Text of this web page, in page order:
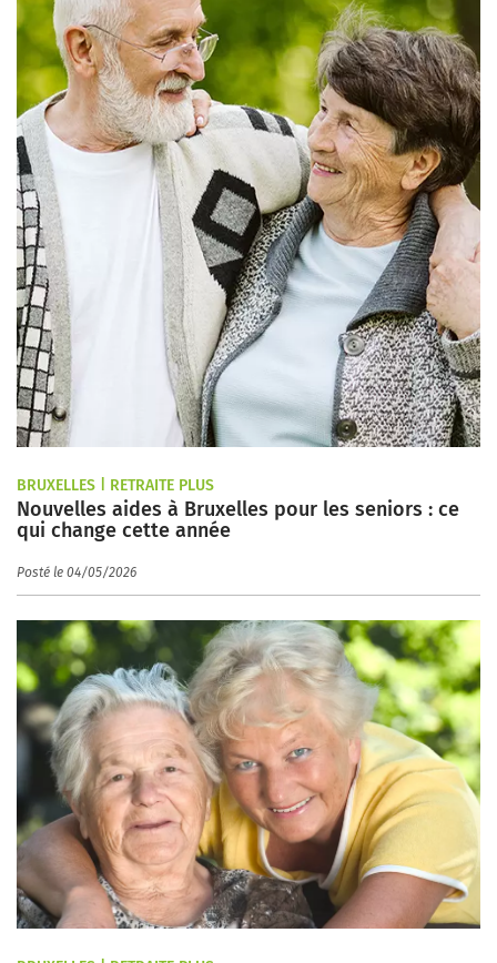
BRUXELLES | RETRAITE PLUS
Nouvelles aides à Bruxelles pour les seniors : ce
qui change cette année
Posté le 04/05/2026